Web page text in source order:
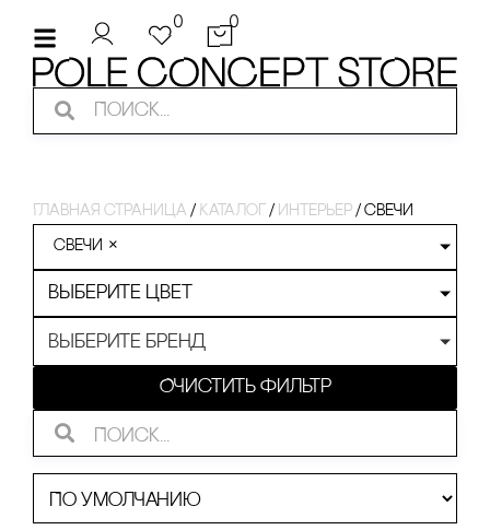
0 0
Главная страница / Каталог / интерьер / свечи
свечи ×
Выберите цвет
Выберите бренд
Очистить фильтр